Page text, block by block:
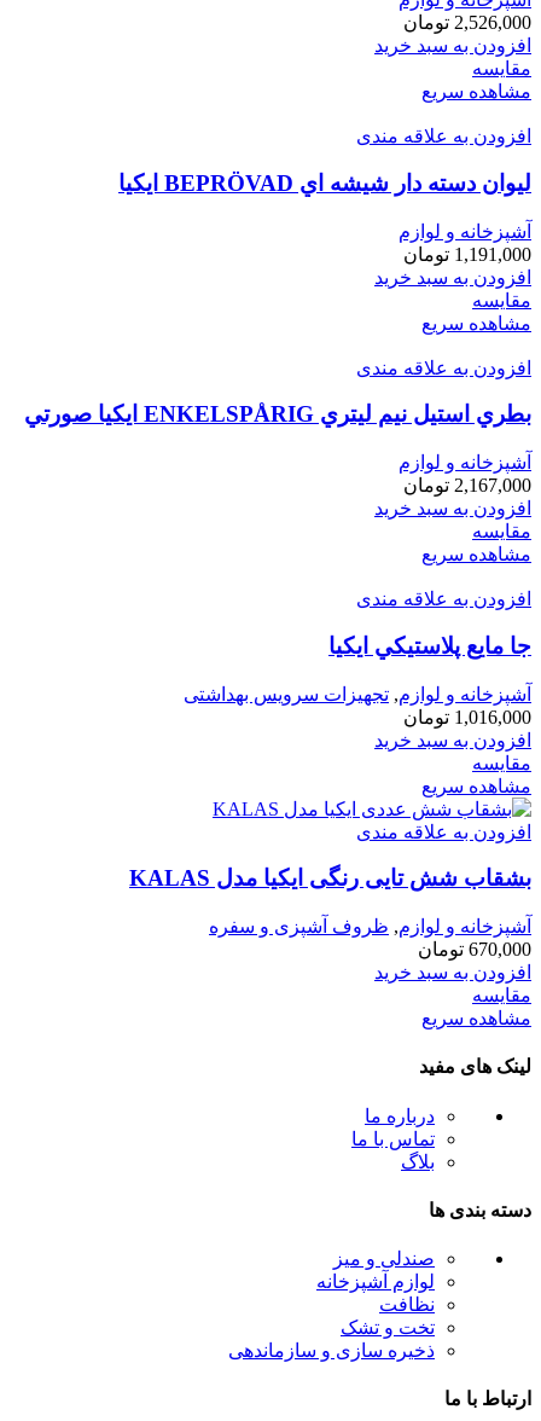
2,526,000 تومان
افزودن به سبد خرید
مقایسه
مشاهده سریع
افزودن به علاقه مندی
ليوان دسته دار شيشه اي BEPRÖVAD ايكيا
آشپزخانه و لوازم
1,191,000 تومان
افزودن به سبد خرید
مقایسه
مشاهده سریع
افزودن به علاقه مندی
بطري استيل نيم ليتري ENKELSPÅRIG ايكيا صورتي
آشپزخانه و لوازم
2,167,000 تومان
افزودن به سبد خرید
مقایسه
مشاهده سریع
افزودن به علاقه مندی
جا مايع پلاستيكي ايكيا
آشپزخانه و لوازم, تجهیزات سرویس بهداشتی
1,016,000 تومان
افزودن به سبد خرید
مقایسه
مشاهده سریع
افزودن به علاقه مندی
بشقاب شش تایی رنگی ایکیا مدل KALAS
آشپزخانه و لوازم, ظروف آشپزی و سفره
670,000 تومان
افزودن به سبد خرید
مقایسه
مشاهده سریع
لینک های مفید
درباره ما
تماس با ما
بلاگ
دسته بندی ها
صندلی و میز
لوازم آشپزخانه
نظافت
تخت و تشک
ذخیره سازی و سازماندهی
ارتباط با ما